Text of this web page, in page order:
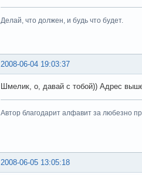
Делай, что должен, и будь что будет.
2008-06-04 19:03:37
Шмелик, о, давай с тобой)) Адрес
Автор благодарит алфавит за любезно
2008-06-05 13:05:18